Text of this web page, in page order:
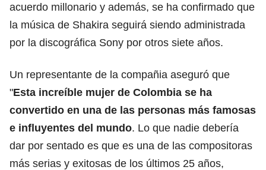
acuerdo millonario y además, se ha confirmado que
la música de Shakira seguirá siendo administrada
por la discográfica Sony por otros siete años.
Un representante de la compañia aseguró que
"Esta increíble mujer de Colombia se ha
convertido en una de las personas más famosas
e influyentes del mundo. Lo que nadie debería
dar por sentado es que es una de las compositoras
más serias y exitosas de los últimos 25 años,